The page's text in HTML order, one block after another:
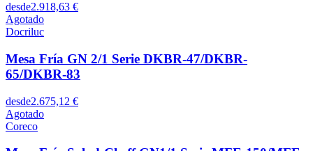
desde2.918,63 €
Agotado
Docriluc
Mesa Fría GN 2/1 Serie DKBR-47/DKBR-
65/DKBR-83
desde2.675,12 €
Agotado
Coreco